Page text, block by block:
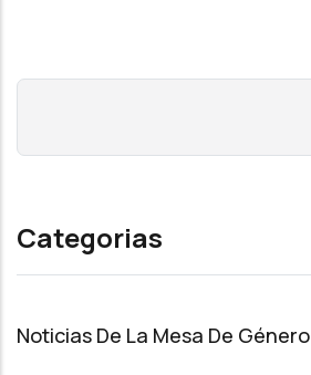
Categorias
Noticias De La Mesa De Género